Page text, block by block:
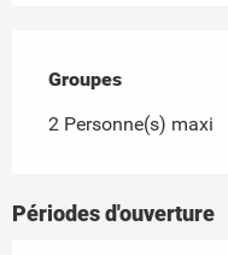
Groupes
Groupes
2 Personne(s) maxi
Périodes d'ouverture